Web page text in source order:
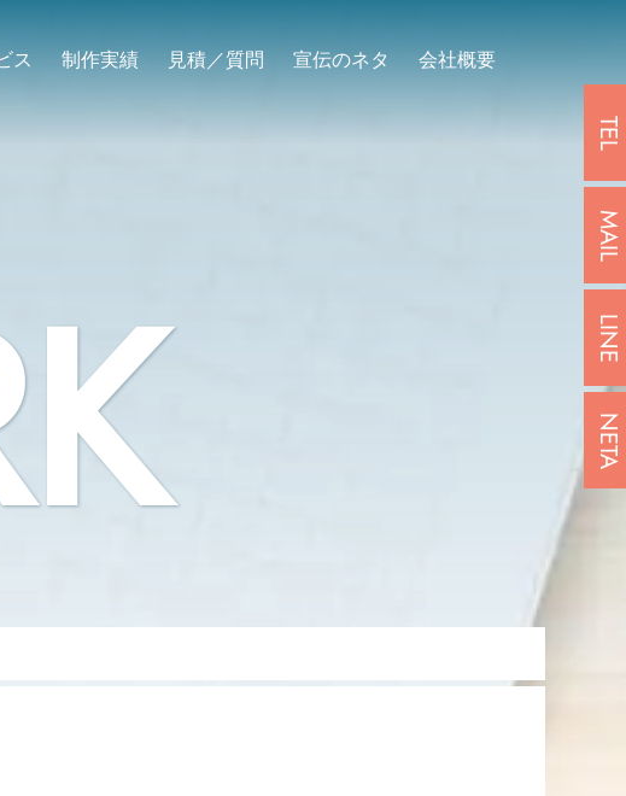
ス 制作実績 見積／質問 宣伝のネタ 会社概要
TEL
MAIL
LINE
NETA